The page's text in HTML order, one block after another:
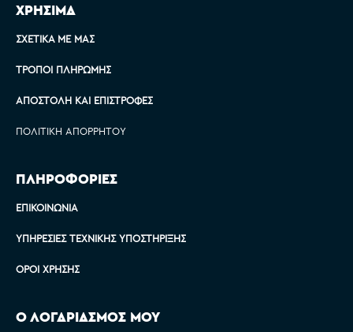
ΧΡΗΣΙΜΑ
ΣΧΕΤΙΚΆ ΜΕ ΜΑΣ
ΤΡΌΠΟΙ ΠΛΗΡΩΜΉΣ
ΑΠΟΣΤΟΛΉ ΚΑΙ ΕΠΙΣΤΡΟΦΈΣ
ΠΟΛΙΤΙΚΉ ΑΠΟΡΡΉΤΟΥ
ΠΛΗΡΟΦΟΡΙΕΣ
ΕΠΙΚΟΙΝΩΝΊΑ
ΥΠΗΡΕΣΊΕΣ ΤΕΧΝΙΚΉΣ ΥΠΟΣΤΉΡΙΞΗΣ
ΌΡΟΙ ΧΡΉΣΗΣ
Ο ΛΟΓΑΡΙΑΣΜΟΣ ΜΟΥ